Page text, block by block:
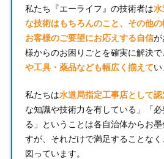
私たち『エーライフ』の技術者は水
な技術はもちろんのこと、その他
お客様のご要望にお応えする自信が
様からのお困りごとを確実に解決で
や工具・薬品なども幅広く揃えてい
私たちは水道局指定工事店として認
な知識や技術力を有している」「
る」ということは各自治体からお
すが、それだけで満足することな
図っています。